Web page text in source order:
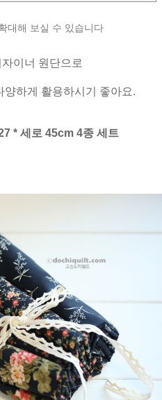
대해 보실 수 있습니다
이너 원단으로
양하게 활용하시기 좋아요.
* 세로 45cm 4종 세트